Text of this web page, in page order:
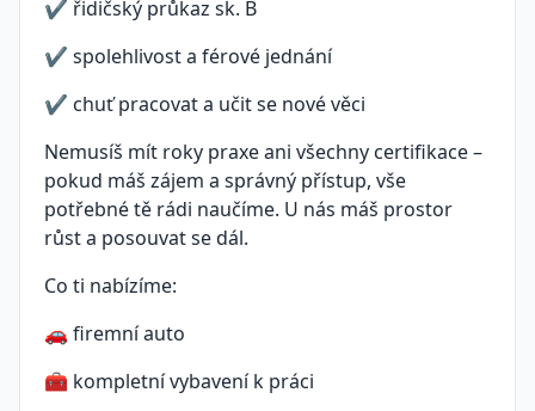
✔ řidičský průkaz sk. B
✔ spolehlivost a férové jednání
✔ chuť pracovat a učit se nové věci
Nemusíš mít roky praxe ani všechny certifikace –
pokud máš zájem a správný přístup, vše
potřebné tě rádi naučíme. U nás máš prostor
růst a posouvat se dál.
Co ti nabízíme:
🚗 firemní auto
🧰 kompletní vybavení k práci